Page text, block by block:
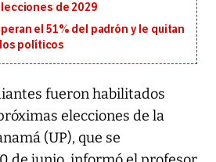
de 2029
el 51% del padrón y le quitan
políticos
fueron habilitados
elecciones de la
(UP), que se